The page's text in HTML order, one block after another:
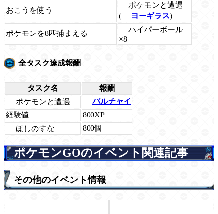
おこうを使う
ポケモンと遭遇
(
ヨーギラス)
ポケモンを8匹捕まえる
ハイパーボール
×8
全タスク達成報酬
タスク名
報酬
ポケモンと遭遇
バルチャイ
経験値
800XP
ほしのすな
800個
ポケモンGOのイベント関連記事
その他のイベント情報